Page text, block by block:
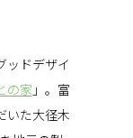
ッドデザイ
の家 」。富
いた大径木